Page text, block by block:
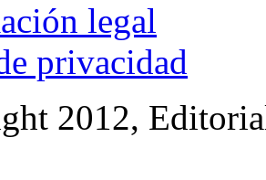
legal
privacidad
2012,